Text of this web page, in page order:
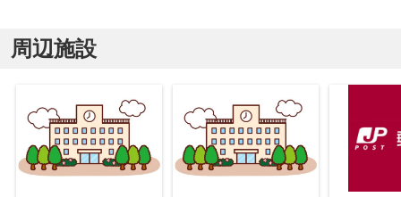
周辺施設